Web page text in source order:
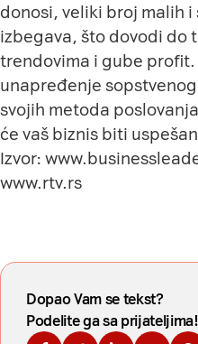
donosi, veliki broj malih
izbegava, što dovodi do
trendovima i gube
unapređenje
svojih metoda
će vaš biznis biti
Izvor:
www.rtv.rs
Dopao Vam se tekst?
Podelite ga sa prijateljima!